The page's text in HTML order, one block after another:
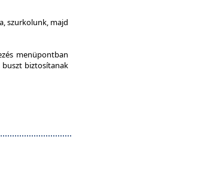
szurkolunk, majd
menüpontban
buszt biztosítanak